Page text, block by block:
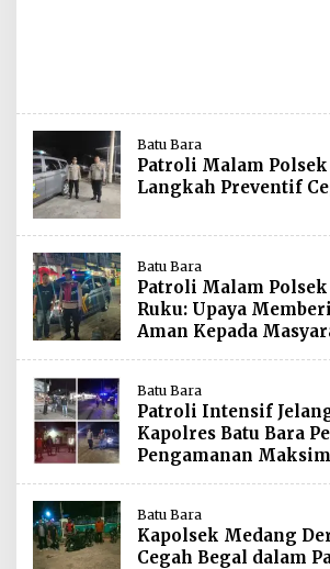
Batu Bara
Patroli Malam
Langkah Preventif
Batu Bara
Patroli Malam Polsek
Ruku: Upaya
Aman Kepada
Batu Bara
Patroli Intensif
Kapolres Batu Bara
Pengamanan
Batu Bara
Kapolsek Medang
Cegah Begal dalam